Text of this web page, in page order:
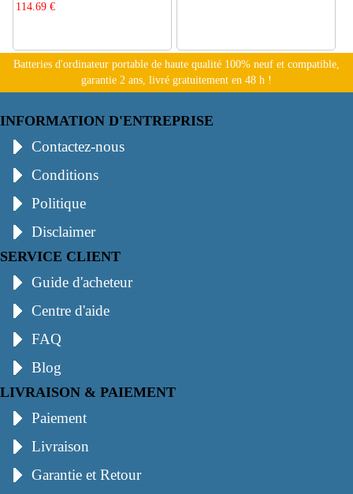
114.69 €
Batteries d'ordinateur portable de haute qualité 100% neuf et compatible,
garantie 2 ans, livré gratuitement en 48 h !
INFORMATION D'ENTREPRISE
Contactez-nous
Conditions
Politique
Disclaimer
SERVICE CLIENT
Guide d'acheteur
Centre d'aide
FAQ
Blog
LIVRAISON & PAIEMENT
Paiement
Livraison
Garantie et Retour